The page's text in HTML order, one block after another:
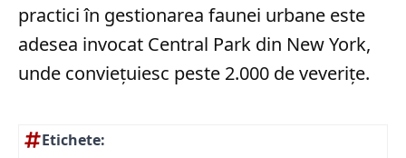
practici în gestionarea faunei urbane este
adesea invocat Central Park din New York,
unde conviețuiesc peste 2.000 de veverițe.
Etichete: